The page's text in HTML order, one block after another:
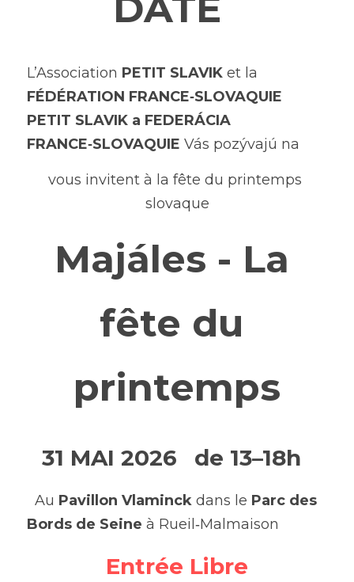
L’Association PETIT SLAVIK
FÉDÉRATION FRANCE‑SLOVAQUIE
PETIT SLAVIK a FEDERÁCIA
FRANCE‑SLOVAQUIE Vás pozývajú na
vous invitent à la fête du printemps
slovaque
Majáles - La
fête du
printemps
31 MAI 2026 de 13–18h
  Au
Pavillon Vlaminck dans le Parc des
Bords de Seine à Rueil‑Malmaison
Entrée Libre